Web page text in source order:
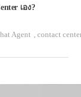
เอง?
Agent ,contact